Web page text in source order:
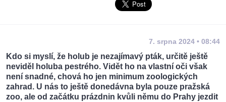
7. srpna 2024 • 08:44
Kdo si myslí, že holub je nezajímavý pták, určitě ještě
neviděl holuba pestrého. Vidět ho na vlastní oči však
není snadné, chová ho jen minimum zoologických
zahrad. U nás to ještě donedávna byla pouze pražská
zoo, ale od začátku prázdnin kvůli němu do Prahy jezdit